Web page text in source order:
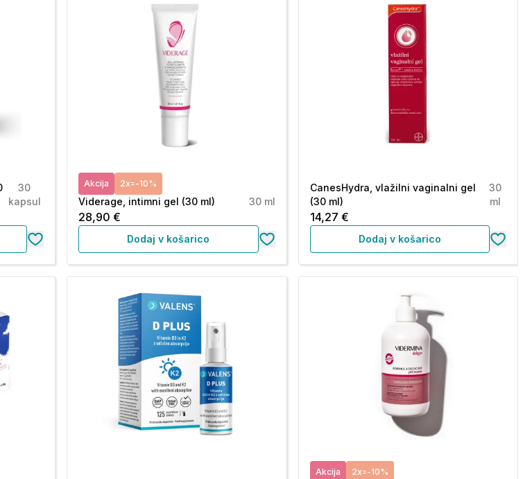
30
kapsul
Akcija 2x=-10%
Viderage, intimni gel (30 ml) 30 ml
28,90 €
Dodaj v košarico
CanesHydra, vlažilni vaginalni gel
(30 ml)
30
ml
14,27 €
Dodaj v košarico
Akcija 2x=-10%